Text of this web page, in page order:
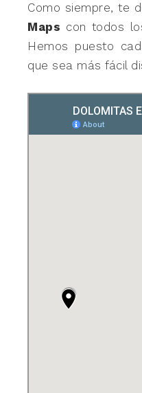
Como siempre, te
Maps con todos
Hemos puesto
que sea más fácil